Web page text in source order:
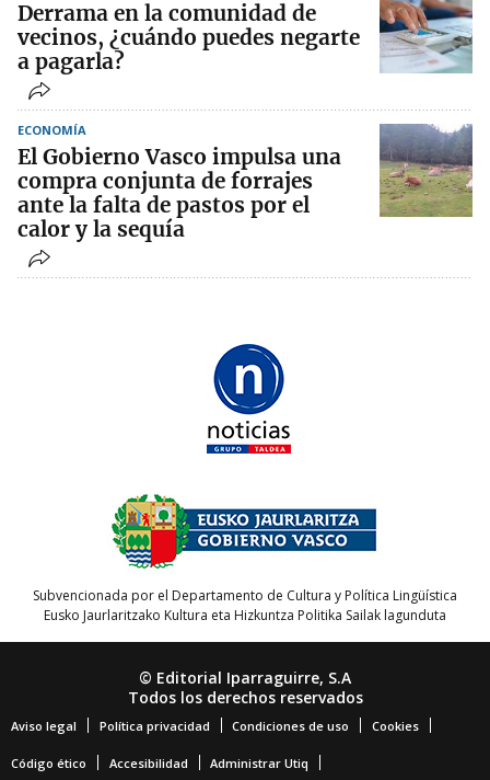
Derrama en la comunidad de
vecinos, ¿cuándo puedes negarte
a pagarla?
ECONOMÍA
El Gobierno Vasco impulsa una
compra conjunta de forrajes
ante la falta de pastos por el
calor y la sequía
Subvencionada por el Departamento de Cultura y Política Lingüística
Eusko Jaurlaritzako Kultura eta Hizkuntza Politika Sailak lagunduta
© Editorial Iparraguirre, S.A
Todos los derechos reservados
Aviso legal Política privacidad Condiciones de uso Cookies
Código ético Accesibilidad Administrar Utiq